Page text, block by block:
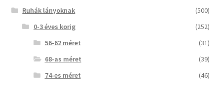
Ruhák lányoknak
(500)
0-3 éves korig
(252)
56-62 méret
(31)
68-as méret
(39)
74-es méret
(46)